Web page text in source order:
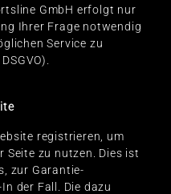
GmbH erfolgt nur
Ihrer Frage notwendig
Service zu
registrieren, um
zu nutzen. Dies ist
zur Garantie-
der Fall. Die dazu